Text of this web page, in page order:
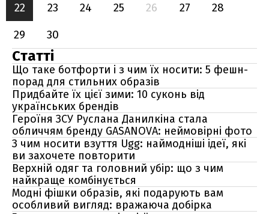
22
23 24 25 26 27
28
29
30
Статті
Що таке ботфорти і з чим їх носити: 5 фешн-
порад для стильних образів
Придбайте їх цієї зими: 10 суконь від
українських брендів
Героїня ЗСУ Руслана Данилкіна стала
обличчям бренду GASANOVA: неймовірні фото
З чим носити взуття Ugg: наймодніші ідеї, які
ви захочете повторити
Верхній одяг та головний убір: що з чим
найкраще комбінується
Модні фішки образів, які подарують вам
особливий вигляд: вражаюча добірка